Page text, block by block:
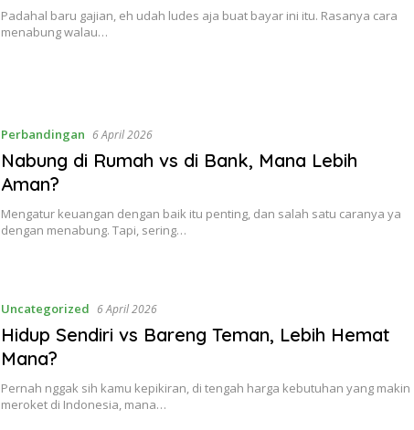
Padahal baru gajian, eh udah ludes aja buat bayar ini itu. Rasanya cara
menabung walau…
Perbandingan 6 April 2026
Nabung di Rumah vs di Bank, Mana Lebih
Aman?
Mengatur keuangan dengan baik itu penting, dan salah satu caranya ya
dengan menabung. Tapi, sering…
Uncategorized 6 April 2026
Hidup Sendiri vs Bareng Teman, Lebih Hemat
Mana?
Pernah nggak sih kamu kepikiran, di tengah harga kebutuhan yang makin
meroket di Indonesia, mana…